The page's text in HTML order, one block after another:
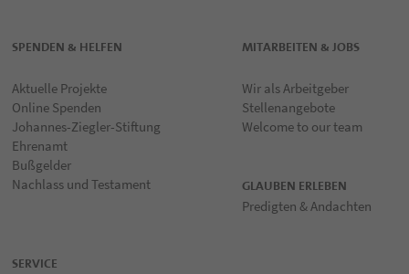
SPENDEN & HELFEN
Aktuelle Projekte
Online Spenden
Johannes-Ziegler-Stiftung
Ehrenamt
Bußgelder
Nachlass und Testament
MITARBEITEN & JOBS
Wir als Arbeitgeber
Stellenangebote
Welcome to our team
GLAUBEN ERLEBEN
Predigten & Andachten
SERVICE